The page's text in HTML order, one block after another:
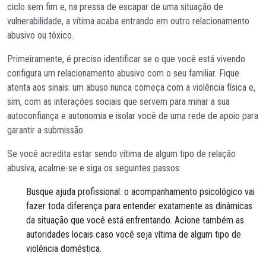
ciclo sem fim e, na pressa de escapar de uma situação de
vulnerabilidade, a vítima acaba entrando em outro relacionamento
abusivo ou tóxico.
Primeiramente, é preciso identificar se o que você está vivendo
configura um relacionamento abusivo com o seu familiar. Fique
atenta aos sinais: um abuso nunca começa com a violência física e,
sim, com as interações sociais que servem para minar a sua
autoconfiança e autonomia e isolar você de uma rede de apoio para
garantir a submissão.
Se você acredita estar sendo vítima de algum tipo de relação
abusiva, acalme-se e siga os seguintes passos:
Busque ajuda profissional: o acompanhamento psicológico vai
fazer toda diferença para entender exatamente as dinâmicas
da situação que você está enfrentando. Acione também as
autoridades locais caso você seja vítima de algum tipo de
violência doméstica.